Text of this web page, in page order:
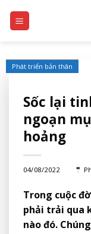
Phát triển bản thân
Sốc lại
ngoạn
hoảng
04/08/2022🤵
Trong cuộc
phải trải qua
nào đó.